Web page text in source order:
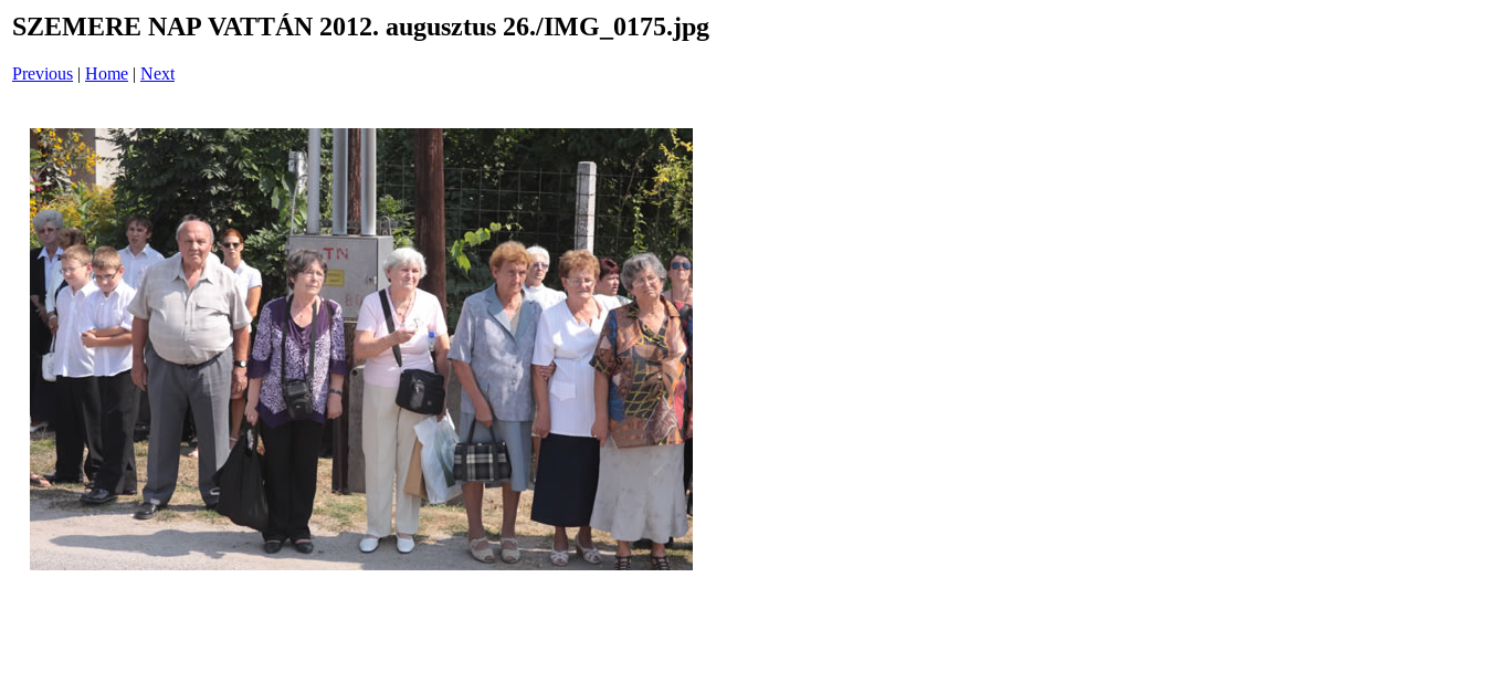
SZEMERE NAP VATTÁN 2012. augusztus 26./IMG_0175.jpg
Previous | Home | Next